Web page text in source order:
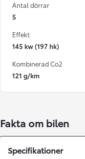
Antal dörrar
5
Effekt
145 kw (197 hk)
Kombinerad Co2
121 g/km
Fakta om bilen
Specifikationer